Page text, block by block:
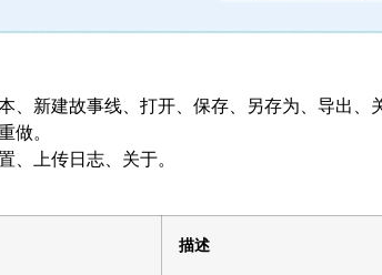
、新建故事线、打开、保存、另存为、导出、
做。
、上传日志、关于。
描述